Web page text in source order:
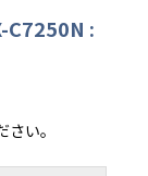
C7250N :
い。